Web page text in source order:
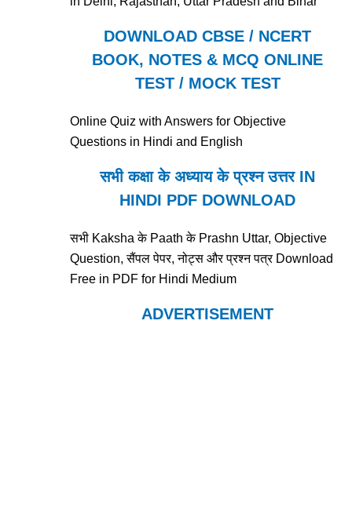
DOWNLOAD CBSE / NCERT
BOOK, NOTES & MCQ ONLINE
TEST / MOCK TEST
Online Quiz with Answers for Objective
Questions in Hindi and English
सभी कक्षा के अध्याय के प्रश्न उत्तर IN
HINDI PDF DOWNLOAD
सभी Kaksha के Paath के Prashn Uttar, Objective
Question, सैंपल पेपर, नोट्स और प्रश्न पत्र Download
Free in PDF for Hindi Medium
ADVERTISEMENT